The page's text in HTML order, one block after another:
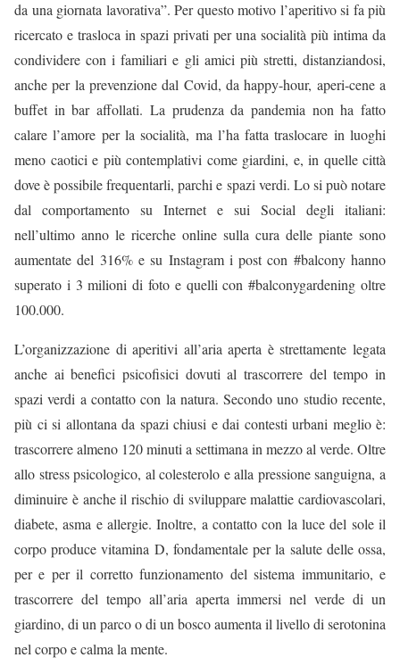
da una giornata lavorativa”. Per questo motivo l’aperitivo si fa più
ricercato e trasloca in spazi privati per una socialità più intima da
condividere con i familiari e gli amici più stretti, distanziandosi,
anche per la prevenzione dal Covid, da happy-hour, aperi-cene a
buffet in bar affollati. La prudenza da pandemia non ha fatto
calare l’amore per la socialità, ma l’ha fatta traslocare in luoghi
meno caotici e più contemplativi come giardini, e, in quelle città
dove è possibile frequentarli, parchi e spazi verdi. Lo si può notare
dal comportamento su Internet e sui Social degli italiani:
nell’ultimo anno le ricerche online sulla cura delle piante sono
aumentate del 316% e su Instagram i post con #balcony hanno
superato i 3 milioni di foto e quelli con #balconygardening oltre
100.000.
L’organizzazione di aperitivi all’aria aperta è strettamente legata
anche ai benefici psicofisici dovuti al trascorrere del tempo in
spazi verdi a contatto con la natura. Secondo uno studio recente,
più ci si allontana da spazi chiusi e dai contesti urbani meglio è:
trascorrere almeno 120 minuti a settimana in mezzo al verde. Oltre
allo stress psicologico, al colesterolo e alla pressione sanguigna, a
diminuire è anche il rischio di sviluppare malattie cardiovascolari,
diabete, asma e allergie. Inoltre, a contatto con la luce del sole il
corpo produce vitamina D, fondamentale per la salute delle ossa,
per e per il corretto funzionamento del sistema immunitario, e
trascorrere del tempo all’aria aperta immersi nel verde di un
giardino, di un parco o di un bosco aumenta il livello di serotonina
nel corpo e calma la mente.